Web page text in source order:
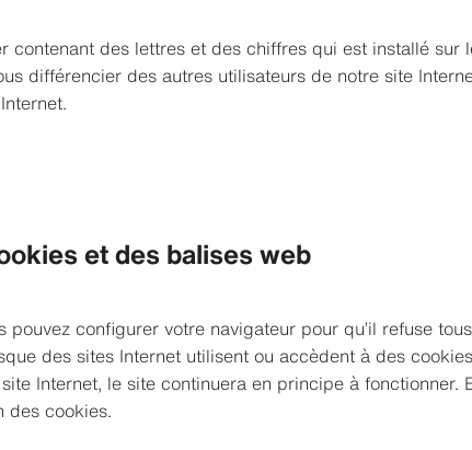
contenant des lettres et des chiffres qui est installé
différencier des autres utilisateurs de notre site
et des balises web
pouvez configurer votre navigateur pour qu’il refuse
des sites Internet utilisent ou accèdent à des
Internet, le site continuera en principe à fonctionner.
des cookies.